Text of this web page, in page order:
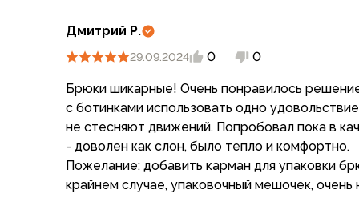
Коврики
Надувные
Пенки
Сидушки
Аксессуары
Рюкзаки
Экспедиционные
Треккинговые
Дмитрий Р.
29.09.2024 0 0
Брюки шикарные! Очень понравилось
с ботинками использовать одно
не стесняют движений. Попробовал пока в
- доволен как слон, было тепло и комфортно.
Пожелание: добавить карман для упаковки
крайнем случае, упаковочный мешочек, очень